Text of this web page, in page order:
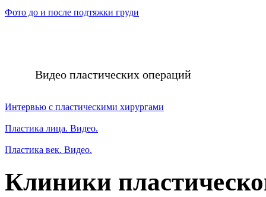
Фото до и после подтяжки груди
Видео пластических операций
Интервью с пластическими хирургами
Пластика лица. Видео.
Пластика век. Видео.
Клиники